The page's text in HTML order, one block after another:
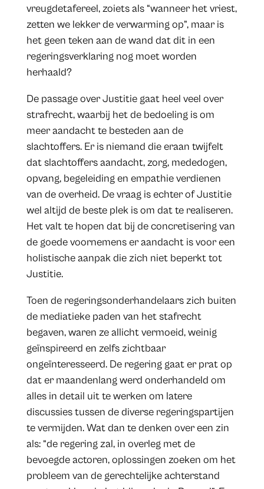
vreugdetafereel, zoiets als “wanneer het vriest,
zetten we lekker de verwarming op”, maar is
het geen teken aan de wand dat dit in een
regeringsverklaring nog moet worden
herhaald?
De passage over Justitie gaat heel veel over
strafrecht, waarbij het de bedoeling is om
meer aandacht te besteden aan de
slachtoffers. Er is niemand die eraan twijfelt
dat slachtoffers aandacht, zorg, mededogen,
opvang, begeleiding en empathie verdienen
van de overheid. De vraag is echter of Justitie
wel altijd de beste plek is om dat te realiseren.
Het valt te hopen dat bij de concretisering van
de goede voornemens er aandacht is voor een
holistische aanpak die zich niet beperkt tot
Justitie.
Toen de regeringsonderhandelaars zich buiten
de mediatieke paden van het stafrecht
begaven, waren ze allicht vermoeid, weinig
geïnspireerd en zelfs zichtbaar
ongeïnteresseerd. De regering gaat er prat op
dat er maandenlang werd onderhandeld om
alles in detail uit te werken om latere
discussies tussen de diverse regeringspartijen
te vermijden. Wat dan te denken over een zin
als: “de regering zal, in overleg met de
bevoegde actoren, oplossingen zoeken om het
probleem van de gerechtelijke achterstand